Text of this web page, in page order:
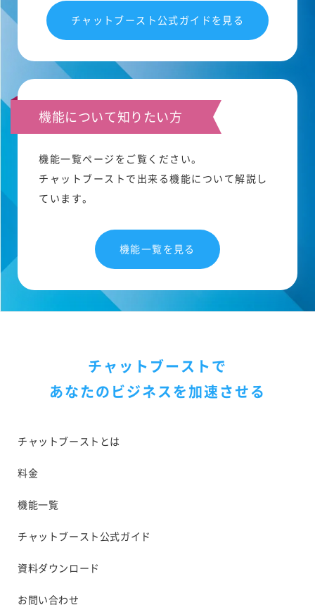
チャットブースト公式ガイドを見る
機能について知りたい方
機能一覧ページをご覧ください。
チャットブーストで出来る機能について解説し
ています。
機能一覧を見る
チャットブーストで
あなたのビジネスを加速させる
チャットブーストとは
料金
機能一覧
チャットブースト公式ガイド
資料ダウンロード
お問い合わせ